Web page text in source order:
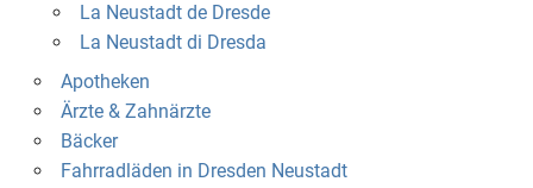
La Neustadt de Dresde
La Neustadt di Dresda
Apotheken
Ärzte & Zahnärzte
Bäcker
Fahrradläden in Dresden Neustadt